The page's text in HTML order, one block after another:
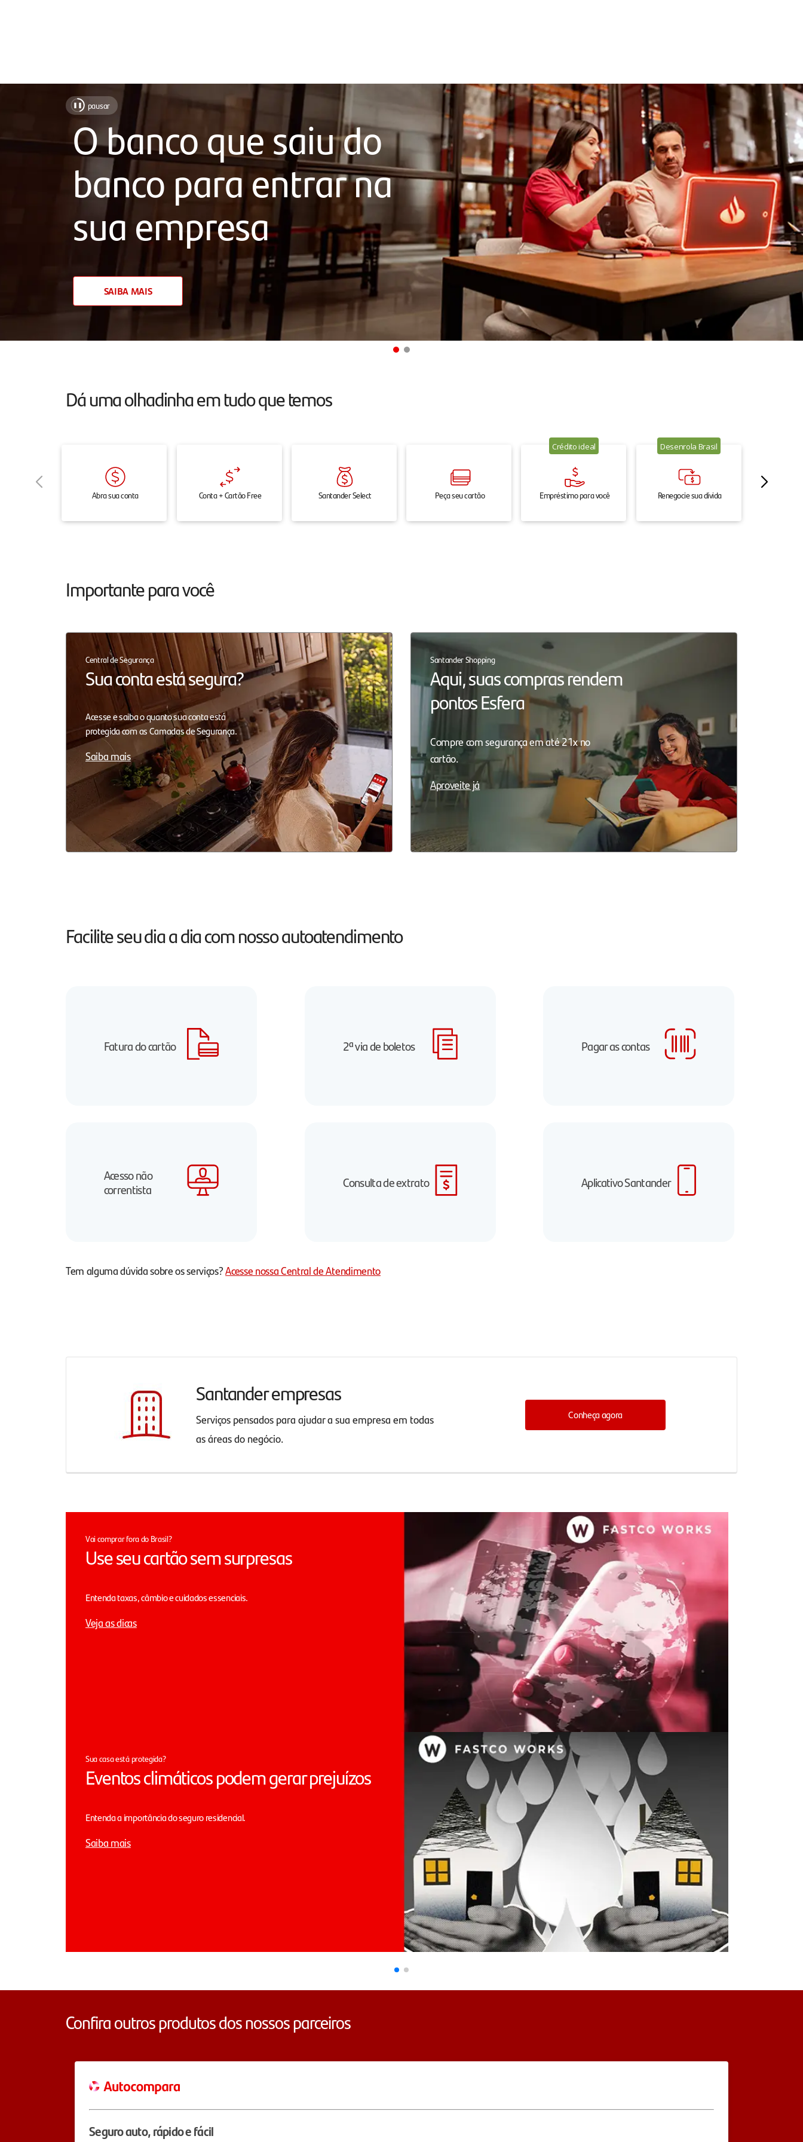
facilitar
atendimento
chat,
❚❚ pausar
O banco que saiu do
banco para entrar na
sua empresa
SAIBA MAIS
Dá uma olhadinha em tudo que temos
Abra sua conta Conta + Cartão Free Santander Select Peça seu cartão
Crédito ideal
Empréstimo para você
Desenrola Brasil
Renegocie sua dívida
Importante para você
Central de Segurança
Sua conta está segura?
Acesse e saiba o quanto sua conta está
protegida com as Camadas de Segurança.
Saiba mais
Santander Shopping
Aqui, suas compras rendem
pontos Esfera
Compre com segurança em até 21x no
cartão.
Aproveite já
Facilite seu dia a dia com nosso autoatendimento
Fatura do cartão 2ª via de boletos Pagar as contas
Acesso não
correntista
Consulta de extrato Aplicativo Santander
Tem alguma dúvida sobre os serviços?Acesse nossa Central de Atendimento
Santander empresas
Serviços pensados para ajudar a sua empresa em todas
as áreas do negócio.
Conheça agora
Vai comprar fora do Brasil?
Use seu cartão sem surpresas
Entenda taxas, câmbio e cuidados essenciais.
Veja as dicas
Sua casa está protegida?
Eventos climáticos podem gerar prejuízos
Entenda a importância do seguro residencial.
Saiba mais
Confira outros produtos dos nossos parceiros
Seguro auto, rápido e fácil